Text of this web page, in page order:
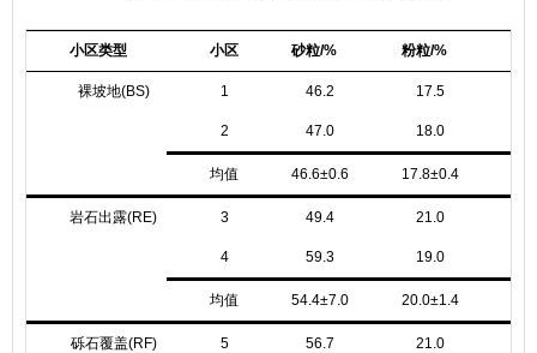
小区类型 小区 砂粒/% 粉粒/%
裸坡地(BS) 1 46.2 17.5
2 47.0 18.0
均值 46.6±0.6 17.8±0.4
岩石出露(RE) 3 49.4 21.0
4 59.3 19.0
均值 54.4±7.0 20.0±1.4
砾石覆盖(RF) 5 56.7 21.0